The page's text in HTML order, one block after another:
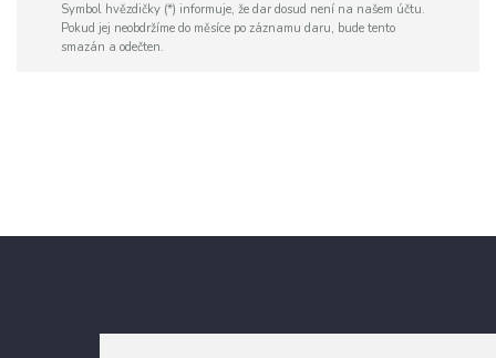
Symbol hvězdičky (*) informuje, že dar dosud není na našem účtu.
Pokud jej neobdržíme do měsíce po záznamu daru, bude tento
smazán a odečten.